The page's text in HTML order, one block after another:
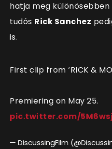
hatja meg
tudós Rick Sanchez
is.
First clip from ‘RICK &
Premiering on May 25.
pic.twitter.com/
— DiscussingFilm